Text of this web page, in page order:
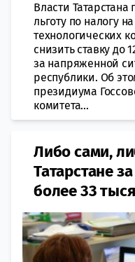
Власти Татарстана
льготу по налогу
технологических
снизить ставку до
за напряженной
республики. Об
президиума
комитета...
Либо сами,
Татарстане
более 33